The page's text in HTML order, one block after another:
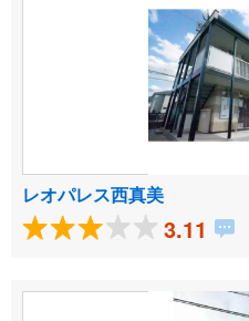
レオパレス西真美
3.11